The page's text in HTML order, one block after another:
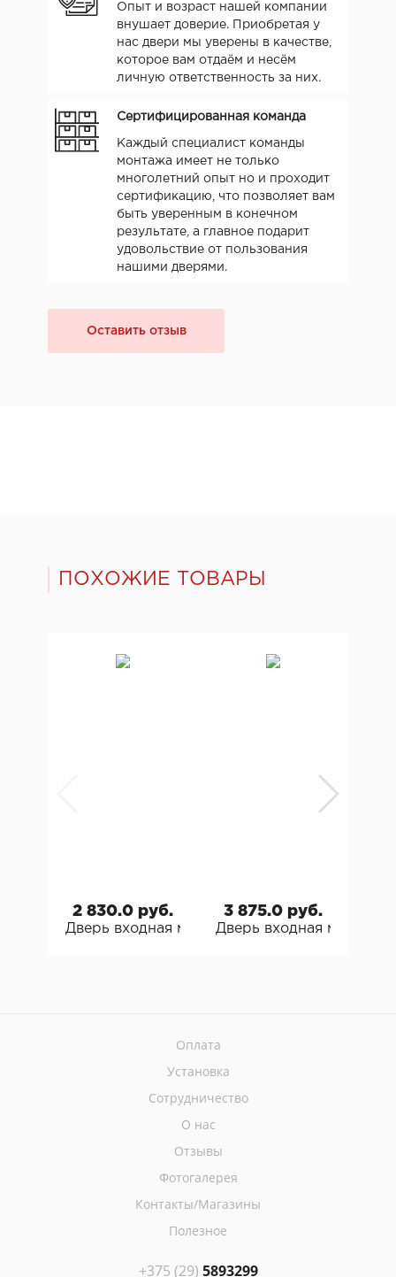
Опыт и возраст нашей компании
внушает доверие. Приобретая у
нас двери мы уверены в качестве,
которое вам отдаём и несём
личную ответственность за них.
Сертифицированная команда
Каждый специалист команды
монтажа имеет не только
многолетний опыт но и проходит
сертификацию, что позволяет вам
быть уверенным в конечном
результате, а главное подарит
удовольствие от пользования
нашими дверями.
Оставить отзыв
ПОХОЖИЕ ТОВАРЫ
2 830.0 руб.
Дверь входная металлическая Металюкс
3 875.0 руб.
Дверь входная
Оплата
Установка
Сотрудничество
О нас
Отзывы
Фотогалерея
Контакты/Магазины
Полезное
+375 (29) 5893299